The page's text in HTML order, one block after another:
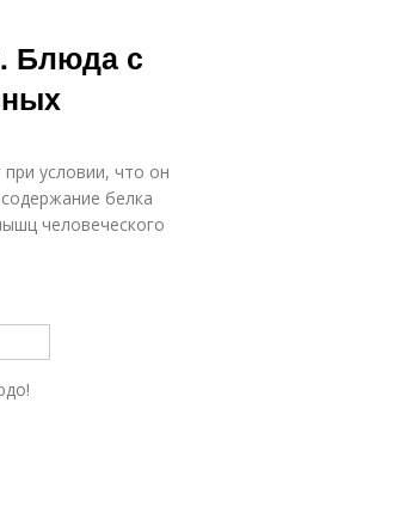
Блюда с
условии, что он
белка
человеческого